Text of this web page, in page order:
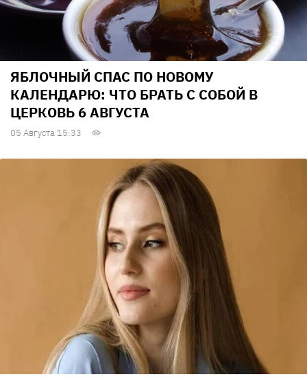
ЯБЛОЧНЫЙ СПАС ПО НОВОМУ
КАЛЕНДАРЮ: ЧТО БРАТЬ С СОБОЙ В
ЦЕРКОВЬ 6 АВГУСТА
05 Августа 15:33